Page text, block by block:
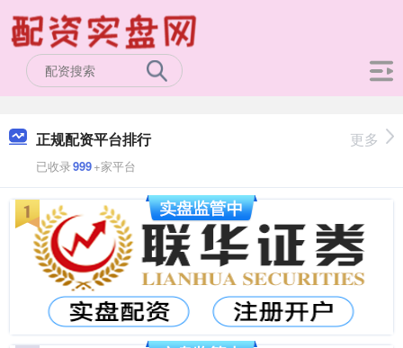
正规配资平台排行
已收录999+家平台
更多